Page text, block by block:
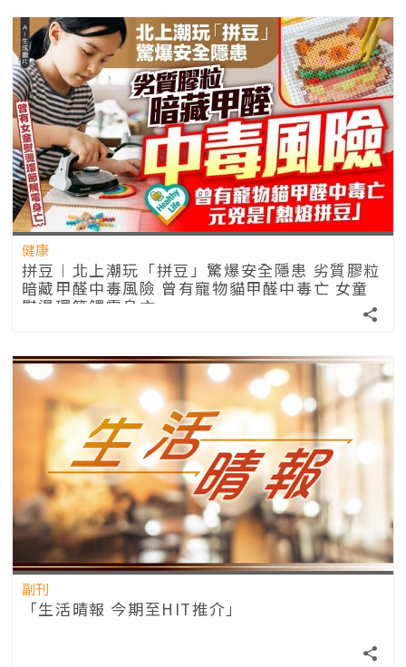
健康
拼豆︱北上潮玩「拼豆」驚爆安全隱患 劣質膠粒
暗藏甲醛中毒風險 曾有寵物貓甲醛中毒亡 女童
熨燙環節觸電身亡
副刊
「生活晴報 今期至HIT推介」